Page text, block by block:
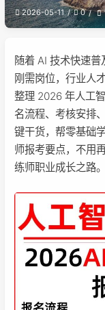
2026-05-11 0
随着 AI 技术快速
刚需岗位，行业人
整理 2026 年人工
名流程、考核安排
键干货，帮零基础
师报考要点，不用
练师职业成长之路。